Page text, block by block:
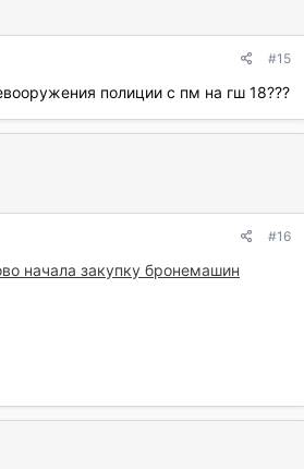
#15
полиции с пм на гш 18???
#16
начала закупку бронемашин